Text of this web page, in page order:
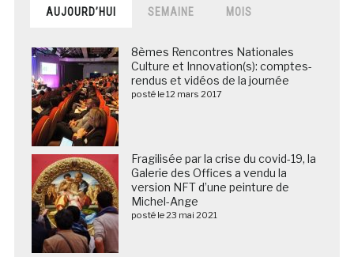
AUJOURD’HUI SEMAINE MOIS
8èmes Rencontres Nationales
Culture et Innovation(s): comptes-
rendus et vidéos de la journée
posté le 12 mars 2017
Fragilisée par la crise du covid-19, la
Galerie des Offices a vendu la
version NFT d’une peinture de
Michel-Ange
posté le 23 mai 2021